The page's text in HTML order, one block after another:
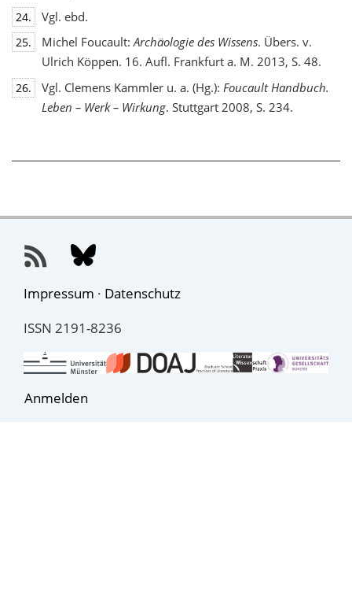
24. Vgl. ebd.
25. Michel Foucault:Archäologie des Wissens. Übers. v.
Ulrich Köppen. 16. Aufl. Frankfurt a. M. 2013, S. 48.
26. Vgl. Clemens Kammler u. a. (Hg.): Foucault Handbuch.
Leben – Werk – Wirkung. Stuttgart 2008, S. 234.
Impressum · Datenschutz
ISSN 2191-8236
Anmelden